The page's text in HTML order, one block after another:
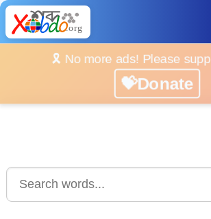
🎗️ No more ads! Please
💝Donate